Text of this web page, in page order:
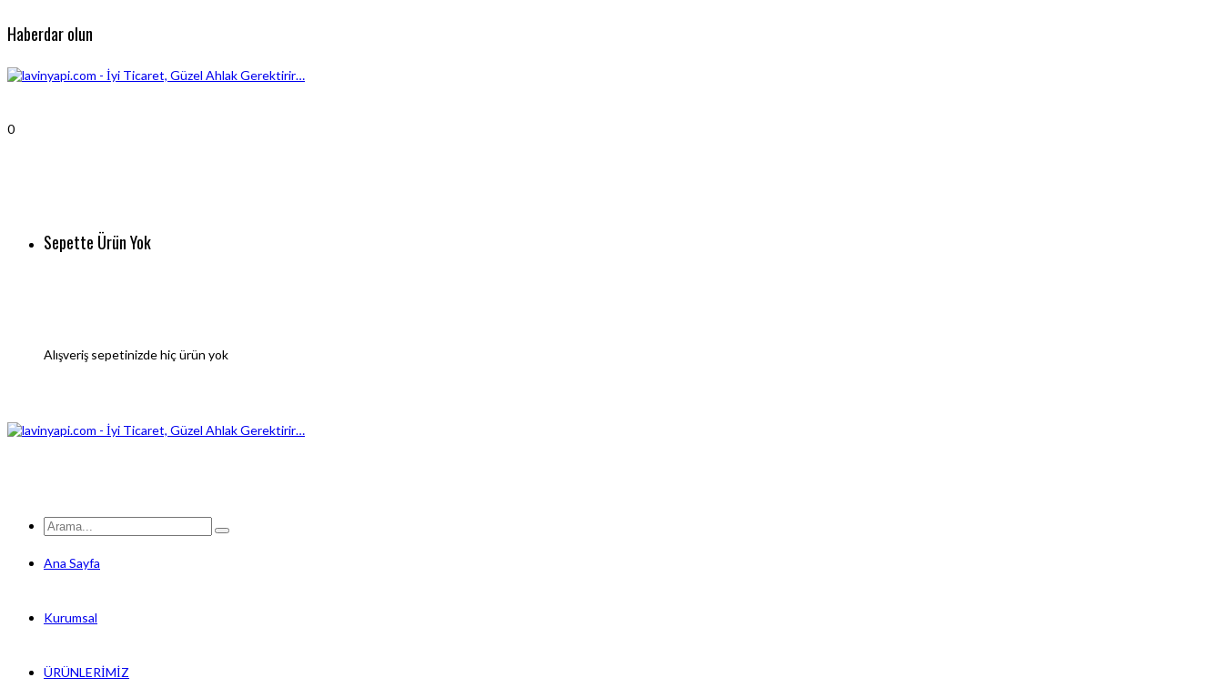
Haberdar olun
0
Sepette Ürün Yok
Alışveriş sepetinizde hiç ürün yok
Ana Sayfa
Kurumsal
ÜRÜNLERİMİZ